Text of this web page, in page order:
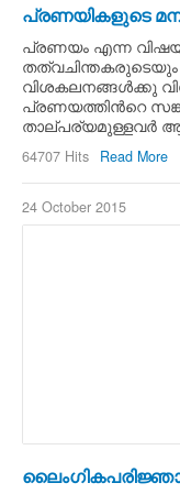
പ്രണയികളുടെ
പ്രണയം എന്ന
വിശകലനങ്ങള്‍ക്കു
പ്രണയത്തിന്‍റെ
താല്പര്യമുള്ളവര്‍
64707 Hits Read More
24 October 2015